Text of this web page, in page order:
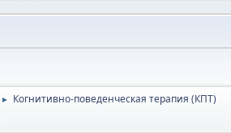
► Когнитивно-поведенческая терапия (КПТ)